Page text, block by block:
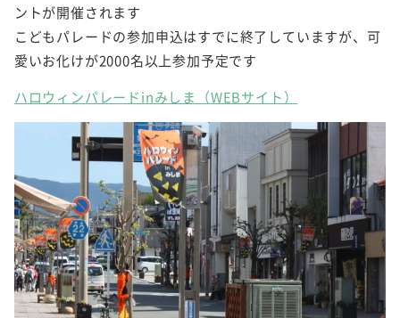
ントが開催されます
こどもパレードの参加申込はすでに終了していますが、可
愛いお化けが2000名以上参加予定です
ハロウィンパレードinみしま（WEBサイト）